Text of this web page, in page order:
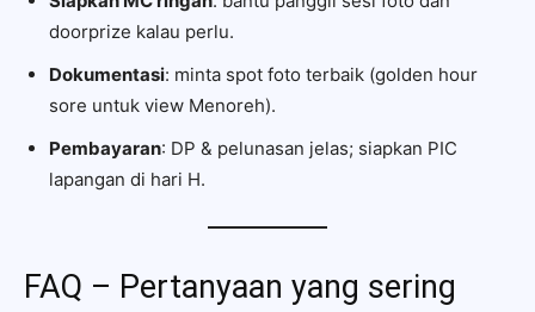
doorprize kalau perlu.
Dokumentasi: minta spot foto terbaik (golden hour
sore untuk view Menoreh).
Pembayaran: DP & pelunasan jelas; siapkan PIC
lapangan di hari H.
FAQ – Pertanyaan yang sering